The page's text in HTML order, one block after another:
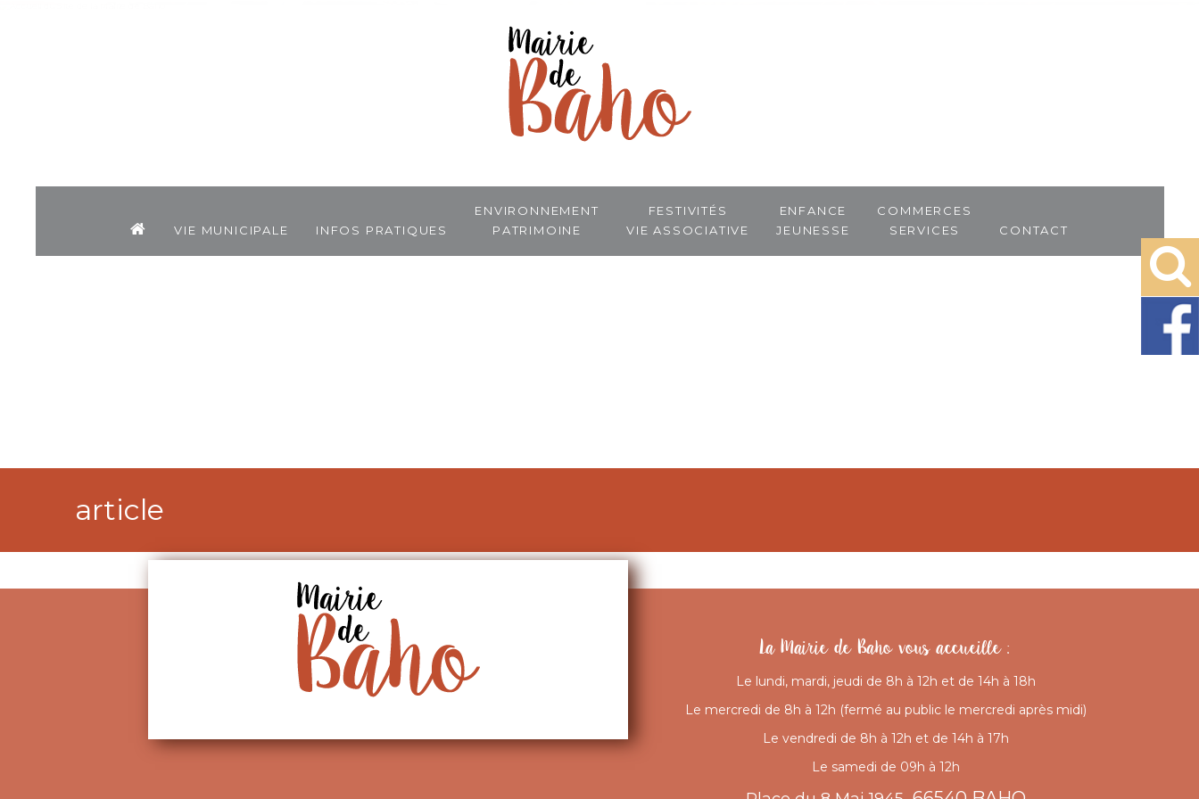
Vie municipale Infos pratiques
Environnement
Patrimoine
Festivités
Vie associative
Enfance
Jeunesse
Commerces
Services
Contact
article
La Mairie de Baho vous accueille :
Le lundi, mardi, jeudi de 8h à 12h et de 14h à 18h
Le mercredi de 8h à 12h (fermé au public le mercredi après midi)
Le vendredi de 8h à 12h et de 14h à 17h
Le samedi de 09h à 12h